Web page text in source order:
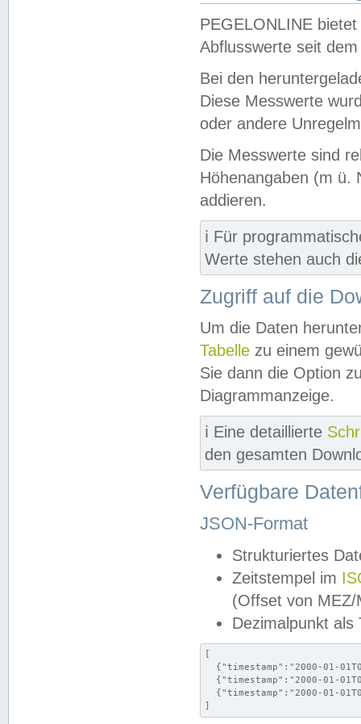
PEGELONLINE
Abflusswerte seit
Bei den
Diese Messwerte
oder andere
Die Messwerte sind
Höhenangaben (m ü.
addieren.
ℹ️ Für
Werte stehen auch
Zugriff auf die
Um die Daten
Tabelle zu einem
Sie dann die Option
Diagrammanzeige.
ℹ️ Eine detaillierte
den gesamten
Verfügbare
JSON-Format
Strukturiertes
Zeitstempel im
(Offset von MEZ/
Dezimalpunkt als
[
{"timestamp":"2000-01-
{"timestamp":"2000-01-
{"timestamp":"2000-01-
]